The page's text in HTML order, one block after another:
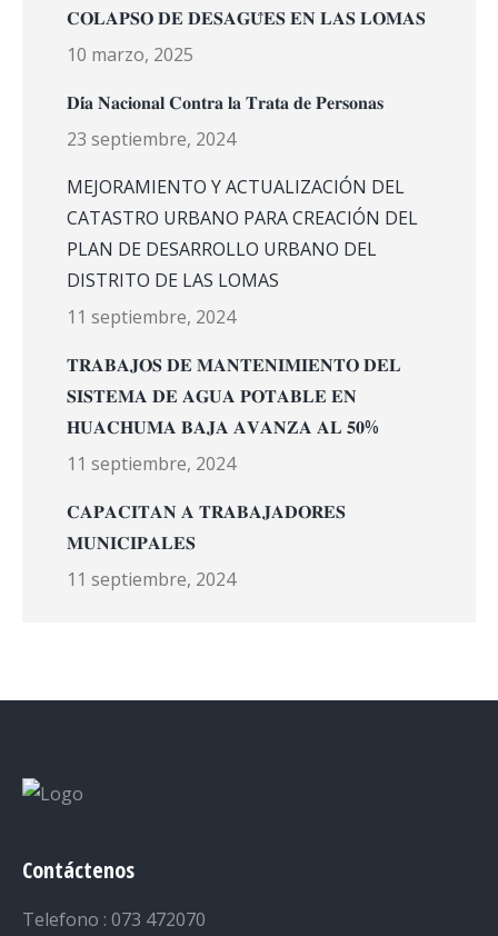
𝐂𝐎𝐋𝐀𝐏𝐒𝐎 𝐃𝐄 𝐃𝐄𝐒𝐀𝐆𝐔̈𝐄𝐒 𝐄𝐍 𝐋𝐀𝐒 𝐋𝐎𝐌𝐀𝐒
10 marzo, 2025
𝐃𝐢́𝐚 𝐍𝐚𝐜𝐢𝐨𝐧𝐚𝐥 𝐂𝐨𝐧𝐭𝐫𝐚 𝐥𝐚 𝐓𝐫𝐚𝐭𝐚 𝐝𝐞 𝐏𝐞𝐫𝐬𝐨𝐧𝐚𝐬
23 septiembre, 2024
MEJORAMIENTO Y ACTUALIZACIÓN DEL
CATASTRO URBANO PARA CREACIÓN DEL
PLAN DE DESARROLLO URBANO DEL
DISTRITO DE LAS LOMAS
11 septiembre, 2024
𝐓𝐑𝐀𝐁𝐀𝐉𝐎𝐒 𝐃𝐄 𝐌𝐀𝐍𝐓𝐄𝐍𝐈𝐌𝐈𝐄𝐍𝐓𝐎 𝐃𝐄𝐋
𝐒𝐈𝐒𝐓𝐄𝐌𝐀 𝐃𝐄 𝐀𝐆𝐔𝐀 𝐏𝐎𝐓𝐀𝐁𝐋𝐄 𝐄𝐍
𝐇𝐔𝐀𝐂𝐇𝐔𝐌𝐀 𝐁𝐀𝐉𝐀 𝐀𝐕𝐀𝐍𝐙𝐀 𝐀𝐋 𝟓𝟎%
11 septiembre, 2024
𝐂𝐀𝐏𝐀𝐂𝐈𝐓𝐀𝐍 𝐀 𝐓𝐑𝐀𝐁𝐀𝐉𝐀𝐃𝐎𝐑𝐄𝐒
𝐌𝐔𝐍𝐈𝐂𝐈𝐏𝐀𝐋𝐄𝐒
11 septiembre, 2024
Contáctenos
Telefono : 073 472070